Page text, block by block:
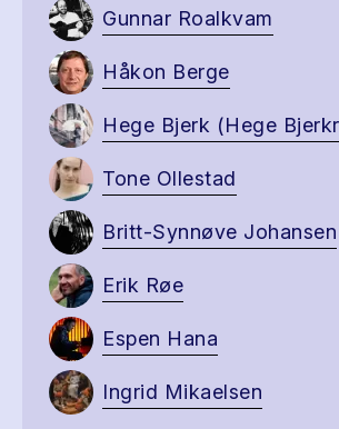
Gunnar Roalkvam
Håkon Berge
Hege Bjerk (Hege
Tone Ollestad
Britt-Synnøve Johansen
Erik Røe
Espen Hana
Ingrid Mikaelsen